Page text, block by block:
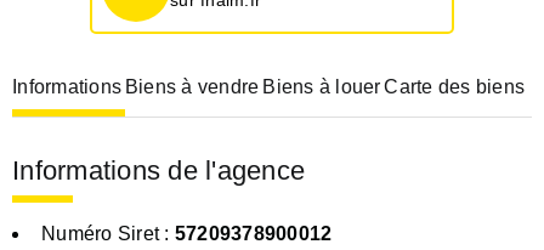
Informations Biens à vendre Biens à louer Carte des biens
Informations de l'agence
Numéro Siret : 57209378900012